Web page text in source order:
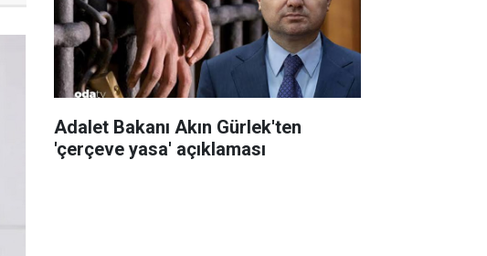
Adalet Bakanı Akın Gürlek'ten
'çerçeve yasa' açıklaması